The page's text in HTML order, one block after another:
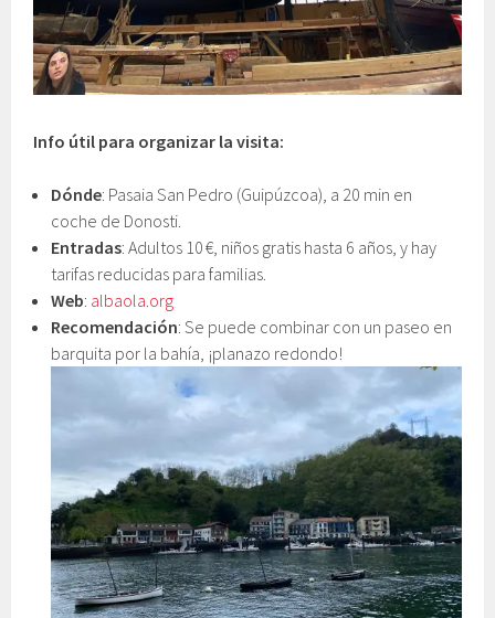
Info útil para organizar la visita:
Dónde: Pasaia San Pedro (Guipúzcoa), a 20 min en
coche de Donosti.
Entradas: Adultos 10 €, niños gratis hasta 6 años, y hay
tarifas reducidas para familias.
Web: albaola.org
Recomendación: Se puede combinar con un paseo en
barquita por la bahía, ¡planazo redondo!